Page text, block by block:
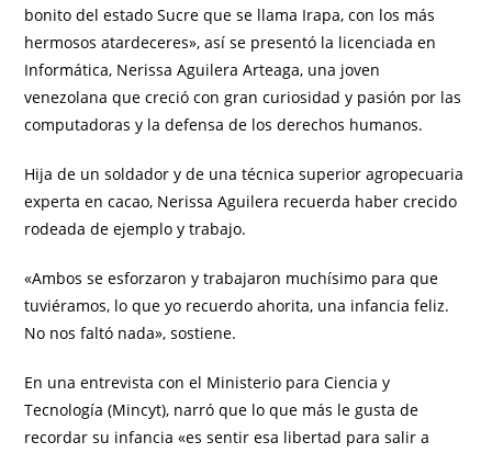
bonito del estado Sucre que se llama Irapa, con los más
hermosos atardeceres», así se presentó la licenciada en
Informática, Nerissa Aguilera Arteaga, una joven
venezolana que creció con gran curiosidad y pasión por las
computadoras y la defensa de los derechos humanos.
Hija de un soldador y de una técnica superior agropecuaria
experta en cacao, Nerissa Aguilera recuerda haber crecido
rodeada de ejemplo y trabajo.
«Ambos se esforzaron y trabajaron muchísimo para que
tuviéramos, lo que yo recuerdo ahorita, una infancia feliz.
No nos faltó nada», sostiene.
En una entrevista con el Ministerio para Ciencia y
Tecnología (Mincyt), narró que lo que más le gusta de
recordar su infancia «es sentir esa libertad para salir a